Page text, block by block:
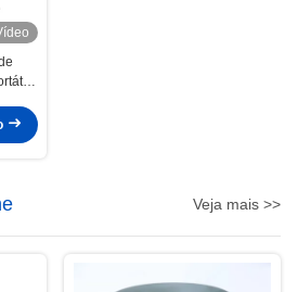
Veja mais >>